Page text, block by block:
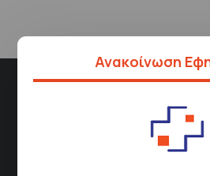
Ανακοίνωση
Σισμανόγλειου
Μαρούσι 151